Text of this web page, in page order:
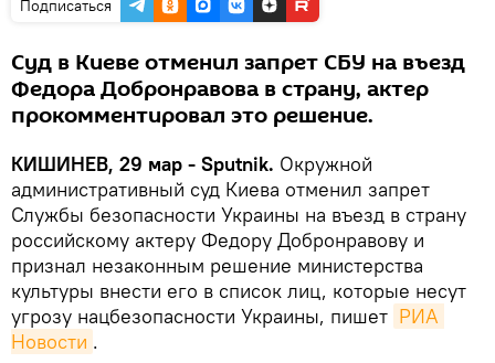
Подписаться
Суд в Киеве отменил запрет СБУ на въезд
Федора Добронравова в страну, актер
прокомментировал это решение.
КИШИНЕВ, 29 мар - Sputnik. Окружной
административный суд Киева отменил запрет
Службы безопасности Украины на въезд в страну
российскому актеру Федору Добронравову и
признал незаконным решение министерства
культуры внести его в список лиц, которые несут
угрозу нацбезопасности Украины, пишет РИА
Новости .